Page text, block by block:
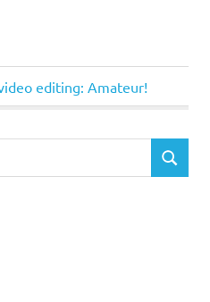
editing: Amateur!
SUCHEN